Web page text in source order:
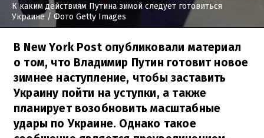
К каким действиям Путина зимой следует готовиться
Украине / Фото Getty Images
В New York Post опубликовали материал
о том, что Владимир Путин готовит новое
зимнее наступление, чтобы заставить
Украину пойти на уступки, а также
планирует возобновить масштабные
удары по Украине. Однако такое